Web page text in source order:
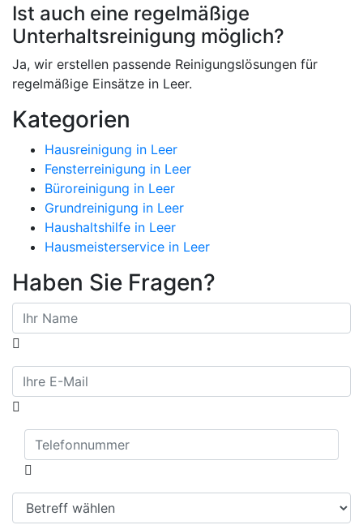
Ist auch eine regelmäßige
Unterhaltsreinigung möglich?
Ja, wir erstellen passende Reinigungslösungen für
regelmäßige Einsätze in Leer.
Kategorien
Hausreinigung in Leer
Fensterreinigung in Leer
Büroreinigung in Leer
Grundreinigung in Leer
Haushaltshilfe in Leer
Hausmeisterservice in Leer
Haben Sie Fragen?